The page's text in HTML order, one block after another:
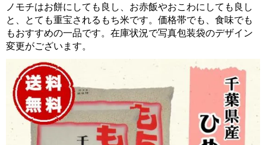
ノモチはお餅にしても良し、お赤飯やおこわにしても良し
と、とても重宝されるもち米です。価格帯でも、食味でも
もおすすめの一品です。在庫状況で写真包装袋のデザイン
変更がございます。